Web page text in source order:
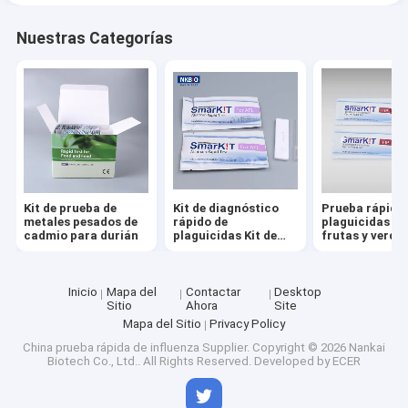
Nuestras Categorías
Kit de prueba de
metales pesados de
cadmio para durián
Kit de diagnóstico
rápido de
plaguicidas Kit de
Prueba rápida
plaguicidas
frutas y
Inicio
Mapa del
Sitio
Contactar
Ahora
Desktop
Site
Mapa del Sitio
Privacy Policy
China prueba rápida de influenza Supplier. Copyright © 2026 Nankai
Biotech Co., Ltd.. All Rights Reserved. Developed by ECER